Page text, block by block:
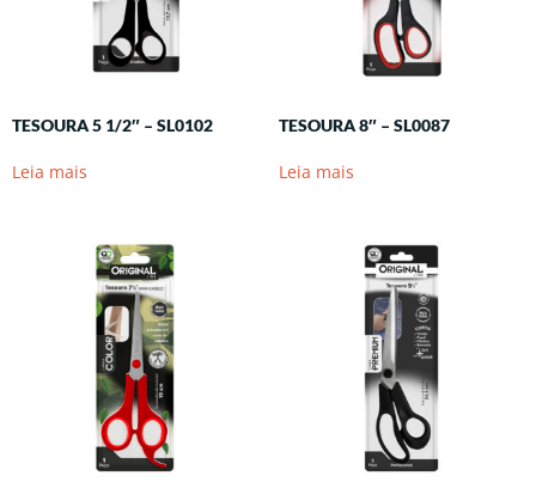
TESOURA 5 1/2″ – SL0102
Leia mais
TESOURA 8″ – SL0087
Leia mais